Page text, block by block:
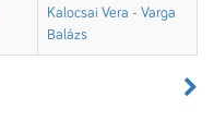
Kalocsai Vera - Varga
Balázs